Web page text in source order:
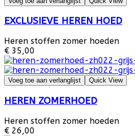
EXCLUSIEVE HEREN HOED
Heren stoffen zomer hoeden
€ 35,00
Voeg toe aan verlanglijst Quick View
HEREN ZOMERHOED
Heren stoffen zomer hoeden
€ 26,00